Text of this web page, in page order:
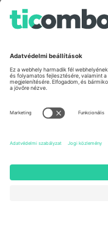
Germany
Unter den Linden 24,
Berlin, Germany
Newark, Delaware 19713,
States